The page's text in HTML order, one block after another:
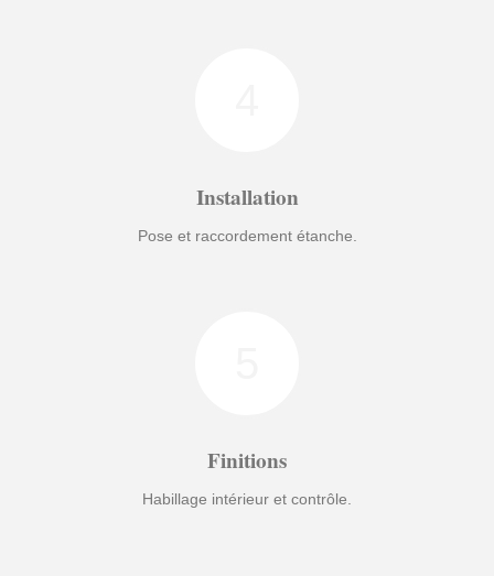
Installation
Pose et raccordement étanche.
Finitions
Habillage intérieur et contrôle.